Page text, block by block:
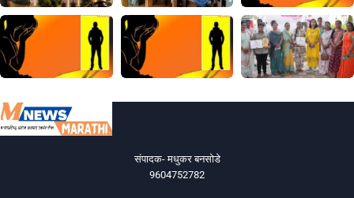
संपादक- मधुकर बनसोडे
9604752782